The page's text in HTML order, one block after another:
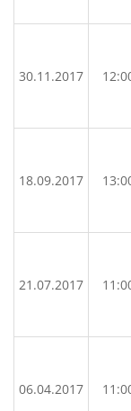
30.11.2017
18.09.2017
21.07.2017
06.04.2017